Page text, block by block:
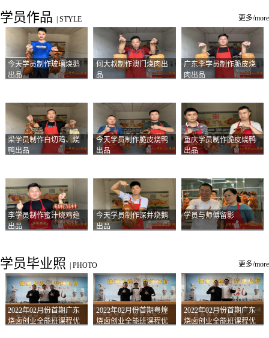
学员作品 STYLE 更多/more
今天学员制作玻璃烧鹅
出品
何大叔制作澳门烧肉出
品
广东李学员制作脆皮烧
肉出品
梁学员制作白切鸡、烧
鸭出品
今天学员制作脆皮烧鸭
出品
重庆学员制作脆皮烧鸭
出品
李学员制作蜜汁烧鸡翅
出品
今天学员制作深井烧鹅
出品
学员与师傅留影
学员毕业照 PHOTO 更多/more
2022年02月份首期广东
烧卤创业全能班课程优
2022年02月份首期粤煌
烧卤创业全能班课程优
2022年02月份首期广东
烧卤创业全能班课程优